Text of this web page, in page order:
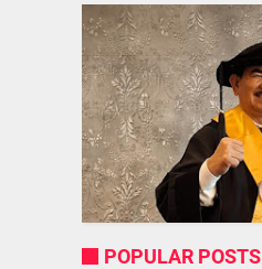
POPULAR POSTS